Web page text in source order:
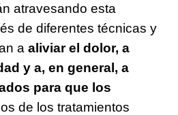
atravesando esta
de diferentes técnicas y
a aliviar el dolor, a
y a, en general, a
para que los
de los tratamientos